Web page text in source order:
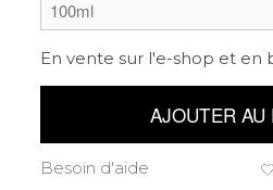
En vente sur l'e-shop et en
AJOUTER AU
Besoin d'aide